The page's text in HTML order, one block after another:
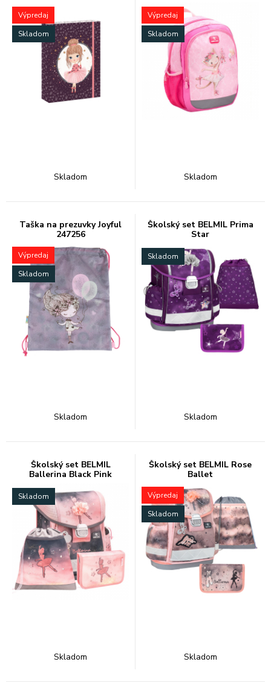
Výpredaj
Skladom
Skladom
Výpredaj
Skladom
Skladom
Taška na prezuvky Joyful
247256
Výpredaj
Skladom
Skladom
Školský set BELMIL Prima
Star
Skladom
Skladom
Školský set BELMIL
Ballerina Black Pink
Skladom
Skladom
Školský set BELMIL Rose
Ballet
Výpredaj
Skladom
Skladom